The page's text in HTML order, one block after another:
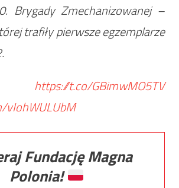
Brygady Zmechanizowanej –
trafiły pierwsze egzemplarze
https://t.co/GBimwMO5TV
vIohWULUbM
Fundację Magna
Polonia!